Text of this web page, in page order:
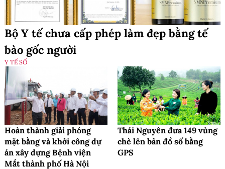
Bộ Y tế chưa cấp phép làm đẹp bằng tế
bào gốc người
Y TẾ SỐ
Hoàn thành giải phóng
mặt bằng và khởi công dự
án xây dựng Bệnh viện
Mắt thành phố Hà Nội
Thái Nguyên đưa 149 vùng
chè lên bản đồ số bằng
GPS